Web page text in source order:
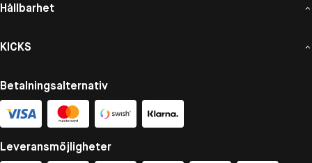
Hållbarhet
KICKS
Betalningsalternativ
Leveransmöjligheter